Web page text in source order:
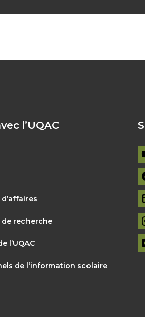
l’UQAC
recherche
l’UQAC
de l’information scolaire